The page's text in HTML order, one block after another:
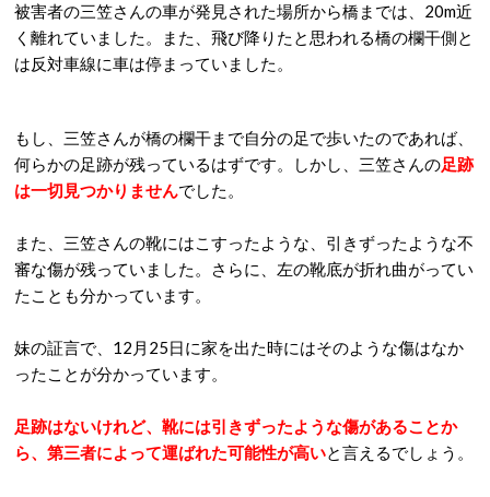
被害者の三笠さんの車が発見された場所から橋までは、20m近
く離れていました。また、飛び降りたと思われる橋の欄干側と
は反対車線に車は停まっていました。
もし、三笠さんが橋の欄干まで自分の足で歩いたのであれば、
何らかの足跡が残っているはずです。しかし、三笠さんの足跡
は一切見つかりませんでした。
また、三笠さんの靴にはこすったような、引きずったような不
審な傷が残っていました。さらに、左の靴底が折れ曲がってい
たことも分かっています。
妹の証言で、12月25日に家を出た時にはそのような傷はなか
ったことが分かっています。
足跡はないけれど、靴には引きずったような傷があることか
ら、第三者によって運ばれた可能性が高いと言えるでしょう。